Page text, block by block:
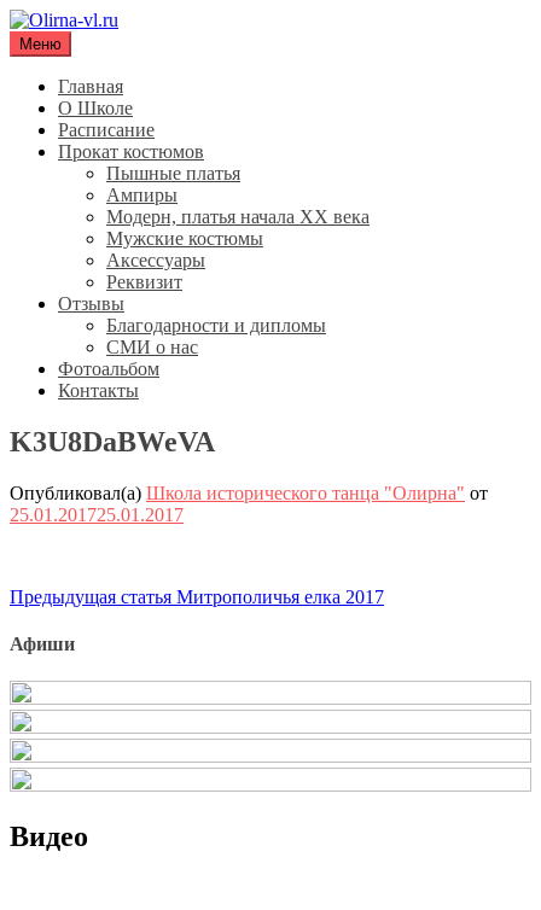
Перейти
содержимому
Olirna-vl.ru
Школа исторического танца "Олирна"
Меню
Главная
О Школе
Расписание
Прокат костюмов
Пышные платья
Ампиры
Модерн, платья начала XX века
Мужские костюмы
Аксессуары
Реквизит
Отзывы
Благодарности и дипломы
СМИ о нас
Фотоальбом
Контакты
K3U8DaBWeVA
Опубликовал(а) Школа исторического танца "Олирна" от
25.01.201725.01.2017
Продолжить
чтение
Предыдущая статья Митрополичья елка 2017
Афиши
Видео